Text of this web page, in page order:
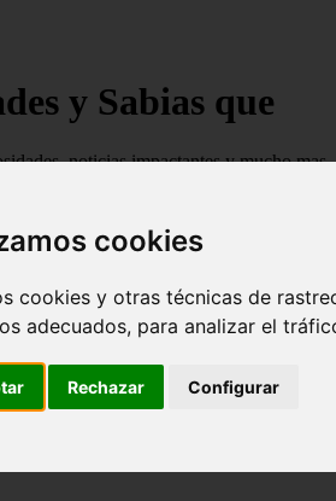
cookies
cookies y otras técnicas de
adecuados, para analizar el
Rechazar Configurar
y Sabias que
noticias impactantes y mucho mas
artículos